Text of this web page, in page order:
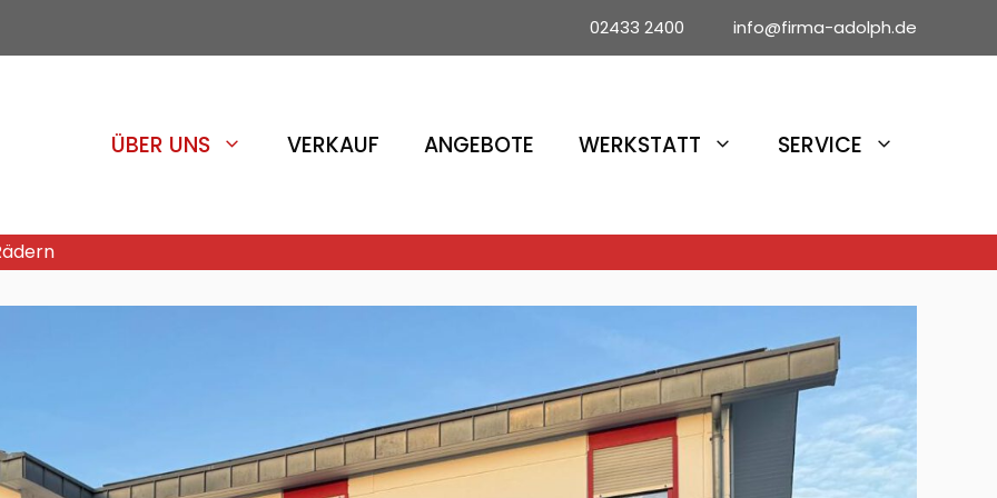
02433 2400 info@firma-adolph.de
ÜBER UNS VERKAUF ANGEBOTE WERKSTATT SERVICE